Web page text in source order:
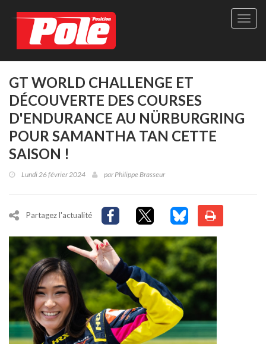
Site
seul
GT WORLD CHALLENGE ET
DÉCOUVERTE DES COURSES
D'ENDURANCE AU NÜRBURGRING
POUR SAMANTHA TAN CETTE
SAISON !
Lundi 26 février 2024 parPhilippe Brasseur
Partagez l'actualité